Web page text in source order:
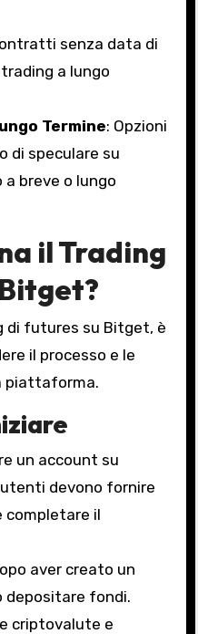
senza data di
a lungo
Termine: Opzioni
di speculare su
breve o lungo
il Trading
di futures su Bitget, è
il processo e le
piattaforma.
un account su
devono fornire
completare il
aver creato un
depositare fondi.
criptovalute e